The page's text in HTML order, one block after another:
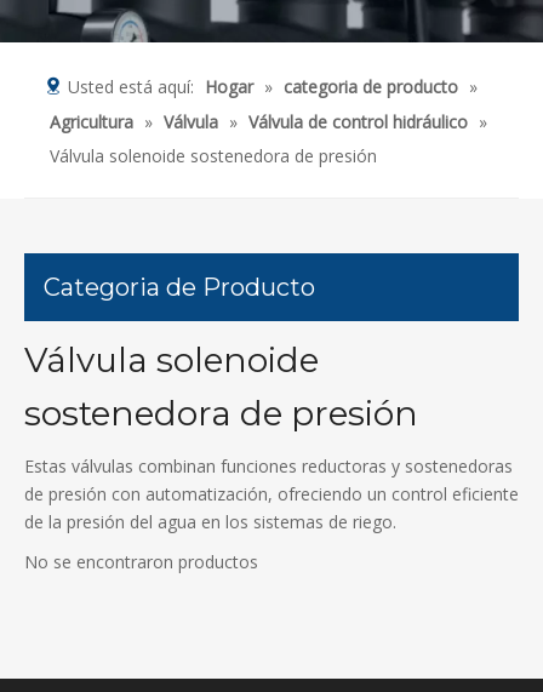
Usted está aquí: Hogar » categoria de producto »
Agricultura » Válvula » Válvula de control hidráulico »
Válvula solenoide sostenedora de presión
Categoria de Producto
Válvula solenoide
sostenedora de presión
Estas válvulas combinan funciones reductoras y sostenedoras
de presión con automatización, ofreciendo un control eficiente
de la presión del agua en los sistemas de riego.
No se encontraron productos